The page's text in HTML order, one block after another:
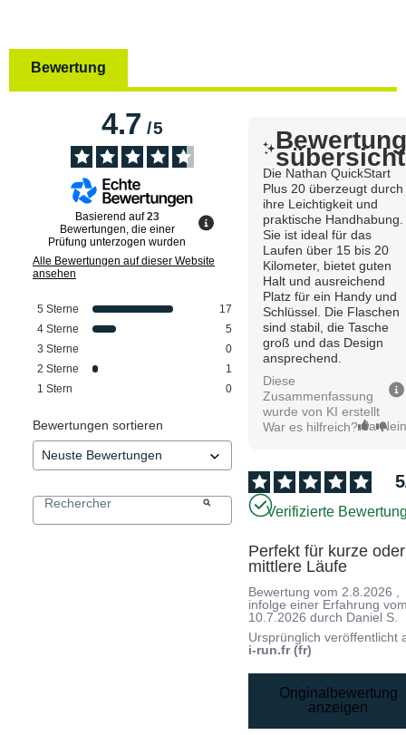
Bewertung
4.7/5
Basierend auf23
Bewertungen, die einer
Prüfung unterzogen wurden
Alle Bewertungen auf dieser Website
ansehen
5 Sterne
17
4 Sterne
5
3 Sterne
0
2 Sterne
1
1 Stern 0
Bewertungen sortieren
sübersicht
Die Nathan QuickStart
Plus 20 überzeugt durch
ihre Leichtigkeit und
praktische Handhabung.
Sie ist ideal für das
Laufen über 15 bis 20
Kilometer, bietet guten
Halt und ausreichend
Platz für ein Handy und
Schlüssel. Die Flaschen
sind stabil, die Tasche
groß und das Design
ansprechend.
Diese
Zusammenfassung
wurde von KI erstellt
War es hilfreich? Ja
5
Verifizierte
Perfekt für kurze oder
mittlere Läufe
Bewertung vom 2.8.2026
infolge einer Erfahrung
10.7.2026 durch Daniel S.
Ursprünglich veröffentlicht
i-run.fr (fr)
Originalbewertung
anzeigen